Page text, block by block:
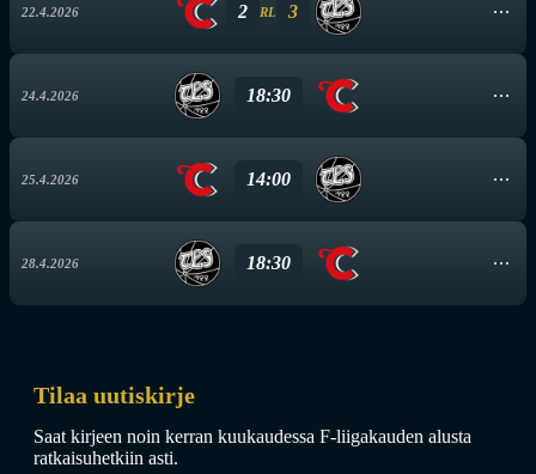
22.4.2026 2 RL 3
24.4.2026 18:30
25.4.2026 14:00
28.4.2026 18:30
Tilaa uutiskirje
Saat kirjeen noin kerran kuukaudessa F-liigakauden alusta
ratkaisuhetkiin asti.